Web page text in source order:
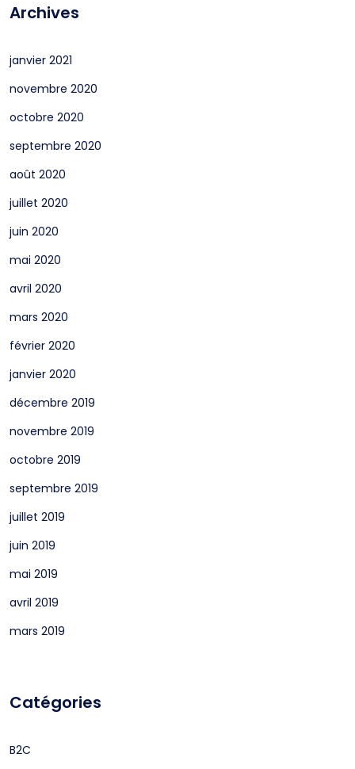
Archives
janvier 2021
novembre 2020
octobre 2020
septembre 2020
août 2020
juillet 2020
juin 2020
mai 2020
avril 2020
mars 2020
février 2020
janvier 2020
décembre 2019
novembre 2019
octobre 2019
septembre 2019
juillet 2019
juin 2019
mai 2019
avril 2019
mars 2019
Catégories
B2C